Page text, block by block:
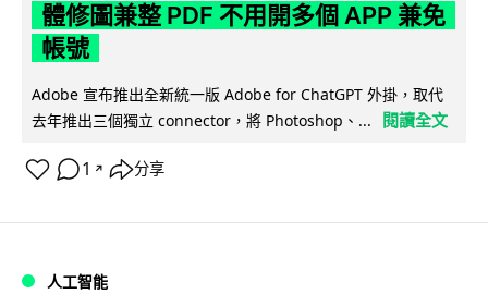
體修圖兼整 PDF 不用開多個 APP 兼免
帳號
Adobe 宣布推出全新統一版 Adobe for ChatGPT 外掛，取代
去年推出三個獨立 connector，將 Photoshop、...
閱讀全文
1 ↗ 分享
人工智能